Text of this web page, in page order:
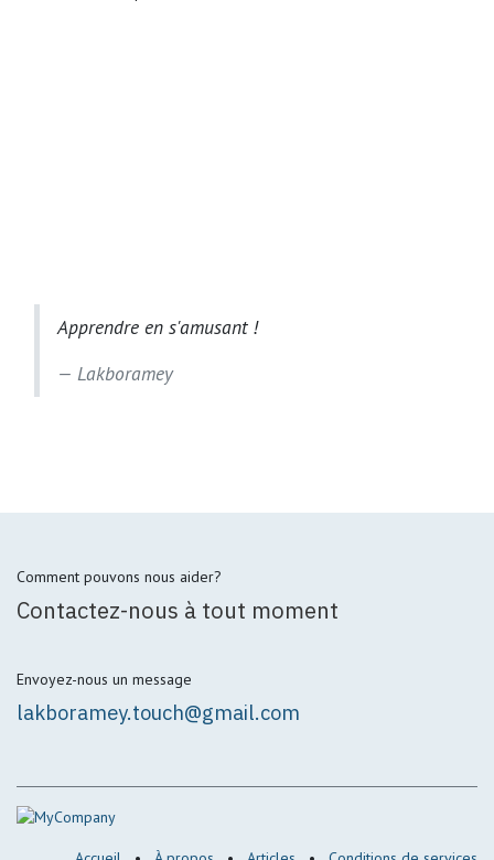
Apprendre en s'amusant !
Lakboramey
Comment pouvons nous aider?
Contactez-nous à tout moment
Envoyez-nous un message
lakboramey.touch@gmail.com